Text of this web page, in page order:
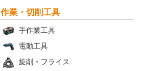
作業・切削工具
手作業工具
電動工具
旋削・フライス